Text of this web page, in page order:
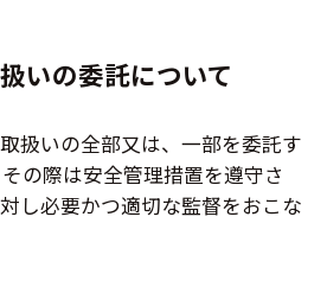
いの委託について
扱いの全部又は、一部を委託す
の際は安全管理措置を遵守さ
し必要かつ適切な監督をおこな